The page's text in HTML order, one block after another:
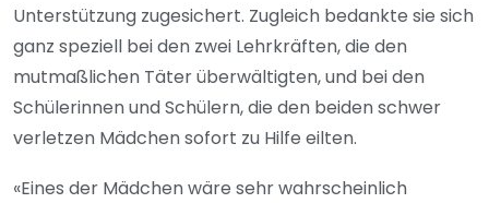
Unterstützung zugesichert. Zugleich bedankte sie sich
ganz speziell bei den zwei Lehrkräften, die den
mutmaßlichen Täter überwältigten, und bei den
Schülerinnen und Schülern, die den beiden schwer
verletzen Mädchen sofort zu Hilfe eilten.
«Eines der Mädchen wäre sehr wahrscheinlich